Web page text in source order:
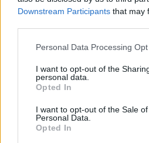
Downstream Participants that may
Personal Data Processing
I want to opt-out of the
personal data.
Opted In
I want to opt-out of the Sale
Personal Data.
Opted In
maistaa omaa lääkettään –
jyrättiin tylysti kumoon
LIITTYVÄT ARTIKKELIT LISÄÄ